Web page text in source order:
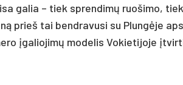
ga­lia – tiek spren­dimų ruo­ši­mo,
prie­š tai bend­ra­vu­si su Plungė­je
įga­lio­jimų mo­de­lis Vo­kie­ti­jo­je